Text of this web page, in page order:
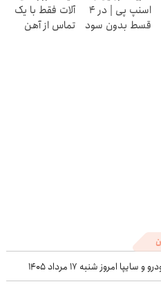
پرسش‌نامه
اسنپ پی | در ۴
قسط بدون سود
آلات فقط با یک
تماس از آهن
امروز شنبه ۱۷ مرداد ۱۴۰۵